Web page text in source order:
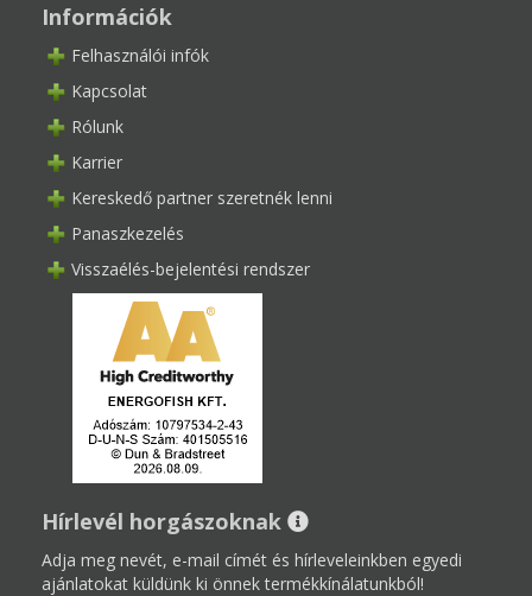
Információk
Felhasználói infók
Kapcsolat
Rólunk
Karrier
Kereskedő partner szeretnék lenni
Panaszkezelés
Visszaélés-bejelentési rendszer
Hírlevél horgászoknak
Adja meg nevét, e-mail címét és hírleveleinkben egyedi
ajánlatokat küldünk ki önnek termékkínálatunkból!